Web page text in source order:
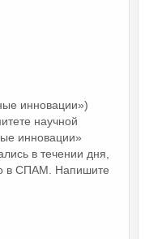
инновации»)
научной
инновации»
в течении дня,
в СПАМ. Напишите